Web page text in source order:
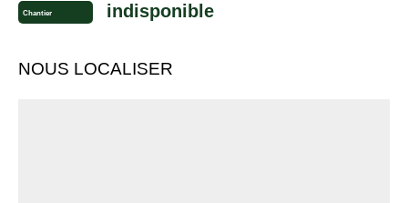
Chantier indisponible
NOUS LOCALISER